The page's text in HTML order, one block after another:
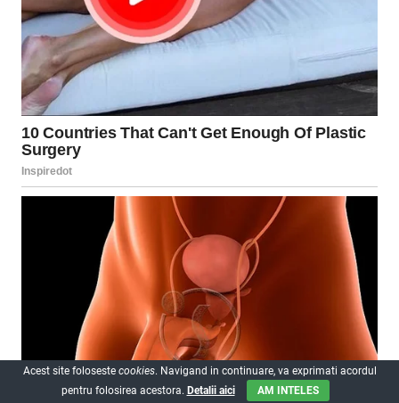
Acest site foloseste cookies. Navigand in continuare, va exprimati acordul
pentru folosirea acestora. Detalii aici AM INTELES